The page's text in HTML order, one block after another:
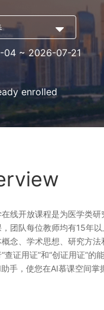
04 ~ 2026-07-21
enrolled
线开放课程是为医学类
，团队每位教师均有15年
念、学术思想、研究方
查证用证”和“创证用证”
手，使您在AI慕课空间掌